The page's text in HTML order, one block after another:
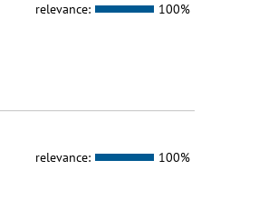
relevance: 100%
relevance: 100%